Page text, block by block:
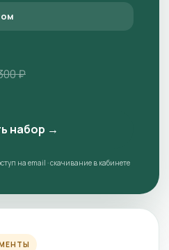
₽
набор →
на email · скачивание в кабинете